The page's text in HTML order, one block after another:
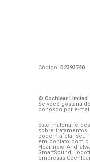
Código: D2393740
© Cochlear Limited
Se você gostaria
conosco por e-
Este material é
sobre
podem afetar seu
em contato com o
Hear now. And
SmartSound,
empresas